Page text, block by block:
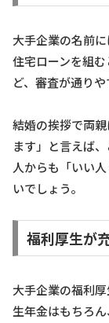
大手企業の名前
住宅ローンを組
ど、審査が通り
結婚の挨拶で両
ます」と言えば
人からも「いい
いでしょう。
福利厚生が
大手企業の福利
生年金はもちろ